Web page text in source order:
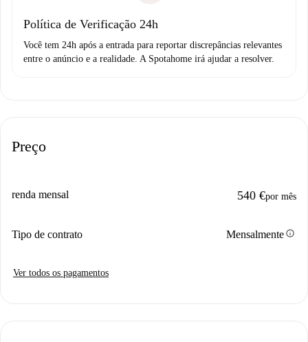
Política de Verificação 24h
Você tem 24h após a entrada para reportar discrepâncias relevantes
entre o anúncio e a realidade. A Spotahome irá ajudar a resolver.
Preço
renda mensal 540 €por mês
Tipo de contrato Mensalmenteinfo
Ver todos os pagamentos